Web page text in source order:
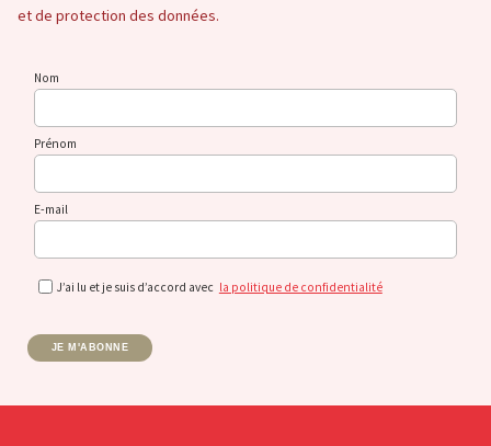
et de protection des données.
Nom
Prénom
E-mail
J’ai lu et je suis d’accord avec la politique de confidentialité
JE M'ABONNE